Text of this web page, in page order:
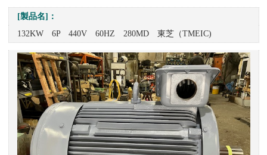
[製品名]：
132KW 6P 440V 60HZ 280MD 東芝（TMEIC)